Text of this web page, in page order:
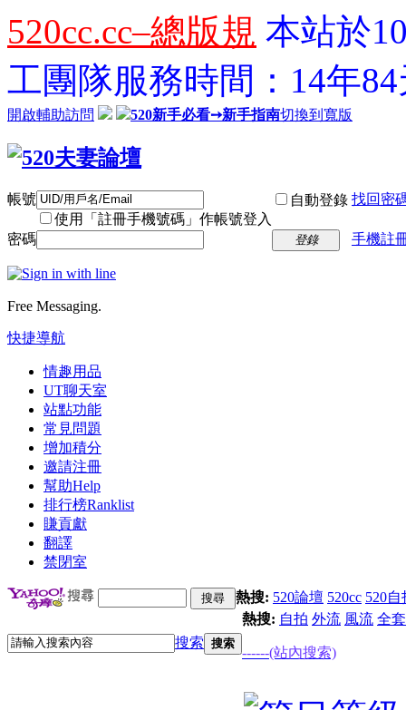
520cc.cc–總版規 本站於
工團隊服務時間：14年
開啟輔助訪問 520新手必看➙新手指南切換到寬版
帳號
使用「註冊手機號碼」作帳號登入
自動登錄 找回密
密碼 登錄 手機註
Free Messaging.
快捷導航
情趣用品
UT聊天室
站點功能
常見問題
增加積分
邀請注冊
幫助Help
排行榜Ranklist
賺貢獻
翻譯
禁閉室
熱搜: 520論壇 520cc 520自
搜索 搜索
熱搜: 自拍 外流 風流 全套
------(站內搜索)